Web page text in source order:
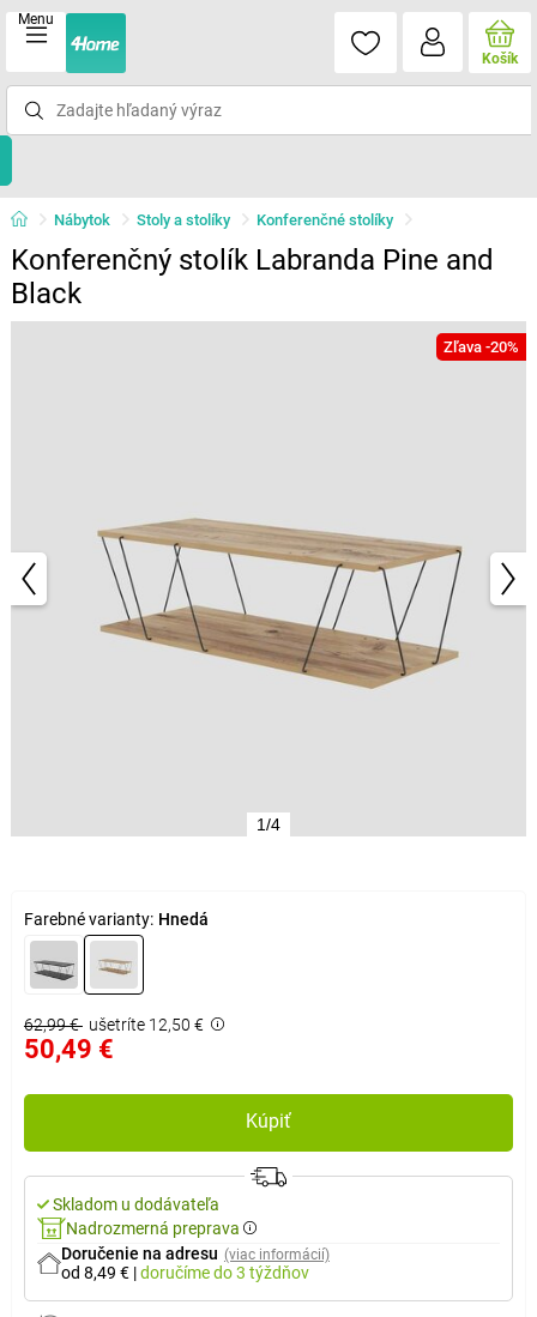
Menu
Košík
Nábytok Stoly a stolíky Konferenčné stolíky
Konferenčný stolík Labranda Pine and
Black
Zľava -20%
1/4
Farebné varianty: Hnedá
62,99 € ušetríte 12,50 €
50,49 €
Kúpiť
Skladom u dodávateľa
Nadrozmerná preprava
Doručenie na adresu (viac informácií)
od 8,49 € |doručímedo 3 týždňov